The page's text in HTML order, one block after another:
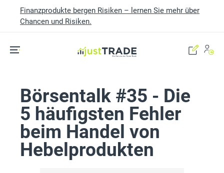
Finanzprodukte bergen Risiken – lernen Sie mehr über
Chancen und Risiken.
Börsentalk #35 - Die
5 häufigsten Fehler
beim Handel von
Hebelprodukten